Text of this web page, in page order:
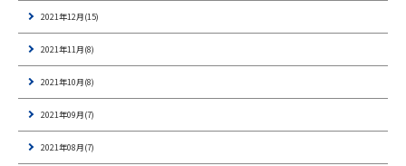
2021年12月(15)
2021年11月(8)
2021年10月(8)
2021年09月(7)
2021年08月(7)